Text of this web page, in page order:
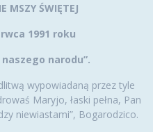
MSZY ŚWIĘTEJ
1991 roku
narodu”.
wypowiadaną przez tyle
Maryjo, łaski pełna, Pan
niewiastami”, Bogarodzico.